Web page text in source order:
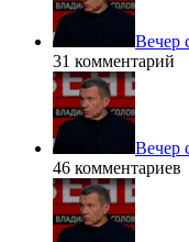
Вечер
31 комментарий
Вечер
46 комментариев